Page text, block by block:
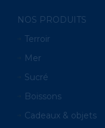
NOS PRODUITS
Terroir
Mer
Sucré
Boissons
Cadeaux & objets